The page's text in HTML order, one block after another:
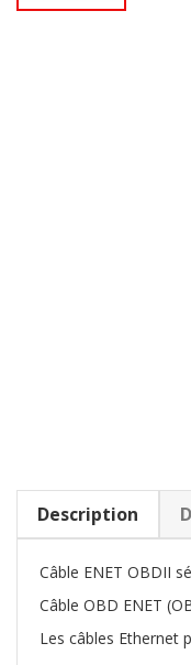
Description
Câble ENET OBDII
Câble OBD ENET
Les câbles Ethernet